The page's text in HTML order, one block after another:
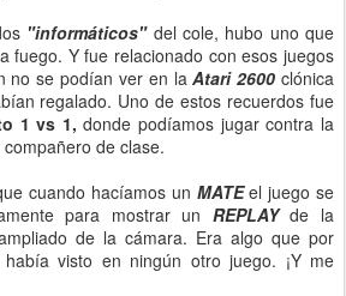
"informáticos"del cole, hubo uno que
fuego. Y fue relacionado con esos juegos
no se podían ver en laAtari 2600clónica
regalado. Uno de estos recuerdos fue
1 vs 1, donde podíamos jugar contra la
de clase.
cuando hacíamos un MATEel juego se
para mostrar un REPLAYde la
de la cámara. Era algo que por
visto en ningún otro juego. ¡Y me